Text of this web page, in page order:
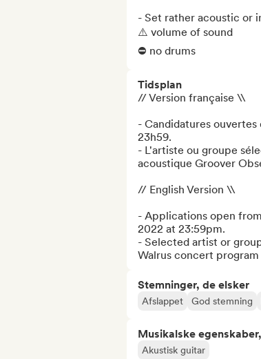
- Set rather acoustic or
⚠️ volume of sound
⛔️ no drums
Tidsplan
// Version française \\
- Candidatures ouvertes
23h59.
- L'artiste ou groupe
acoustique Groover
// English Version \\
- Applications open
2022 at 23:59pm.
- Selected artist or
Walrus concert
Stemninger, de elsker
Afslappet God stemning
Musikalske
Akustisk guitar